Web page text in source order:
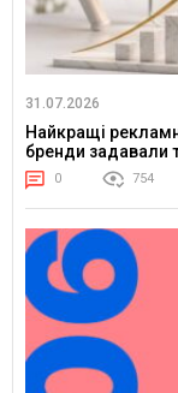
31.07.2026
Найкращі
бренди задавали
0 754